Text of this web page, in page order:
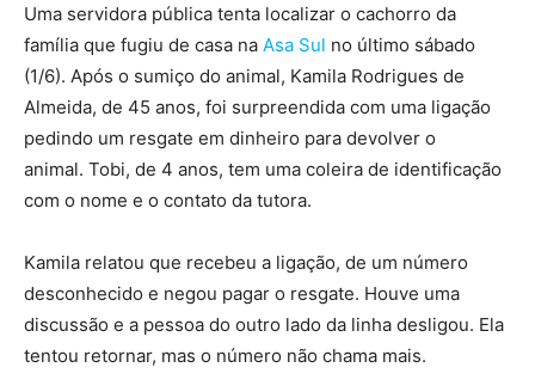
Uma servidora pública tenta localizar o cachorro da
família que fugiu de casa na Asa Sul no último sábado
(1/6). Após o sumiço do animal, Kamila Rodrigues de
Almeida, de 45 anos, foi surpreendida com uma ligação
pedindo um resgate em dinheiro para devolver o
animal. Tobi, de 4 anos, tem uma coleira de identificação
com o nome e o contato da tutora.
Kamila relatou que recebeu a ligação, de um número
desconhecido e negou pagar o resgate. Houve uma
discussão e a pessoa do outro lado da linha desligou. Ela
tentou retornar, mas o número não chama mais.